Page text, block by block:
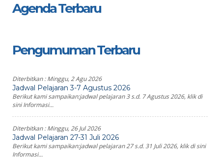
Agenda Terbaru
Pengumuman Terbaru
Diterbitkan :Minggu, 2 Agu 2026
Jadwal Pelajaran 3-7 Agustus 2026
Berikut kami sampaikan:jadwal pelajaran 3 s.d. 7 Agustus 2026, klik di
sini Informasi...
Diterbitkan :Minggu, 26 Jul 2026
Jadwal Pelajaran 27-31 Juli 2026
Berikut kami sampaikan:jadwal pelajaran 27 s.d. 31 Juli 2026, klik di sini
Informasi...